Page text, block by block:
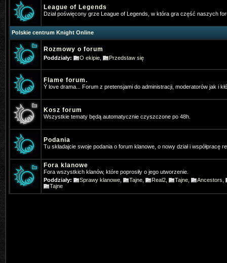
League of Legends
Dział poświęcony grze League of Legends, w która gra część naszych
Polskie centrum Knight Online
Rozmowy o forum
Poddziały: O ekipie Przedstaw się
Flame forum.
Ý love drama... Forum z pretensjami do administracji, moderatorów jak i
Kosz forum
Wszystkie tematy będą automatycznie czyszczone po 48h.
Podania
Tu składajcie swoje podania o forum klanowe, o nowy dział i współpracę
Fora klanowe
Fora wszystkich klanów, które poprosiły o jego utworzenie.
Poddziały:
Sprawy klanowe Tajne Real2 Tajne Ancestors
Tajne
Gloria- 2025-07-19 21:43:59
Jak się nazywało forum
Kojarzy ktos moze filmik z PK z tą
v=JaCli6AB2vINapewno stary
Vey - 2026-01-05 07:37:13
⭐OhaGaming.com v1534 ✅
*Hangman - 2026-01-13 17:54:09
Www.mykomobile.com
SiwyProjectKO- 2026-03-14 01:51:46